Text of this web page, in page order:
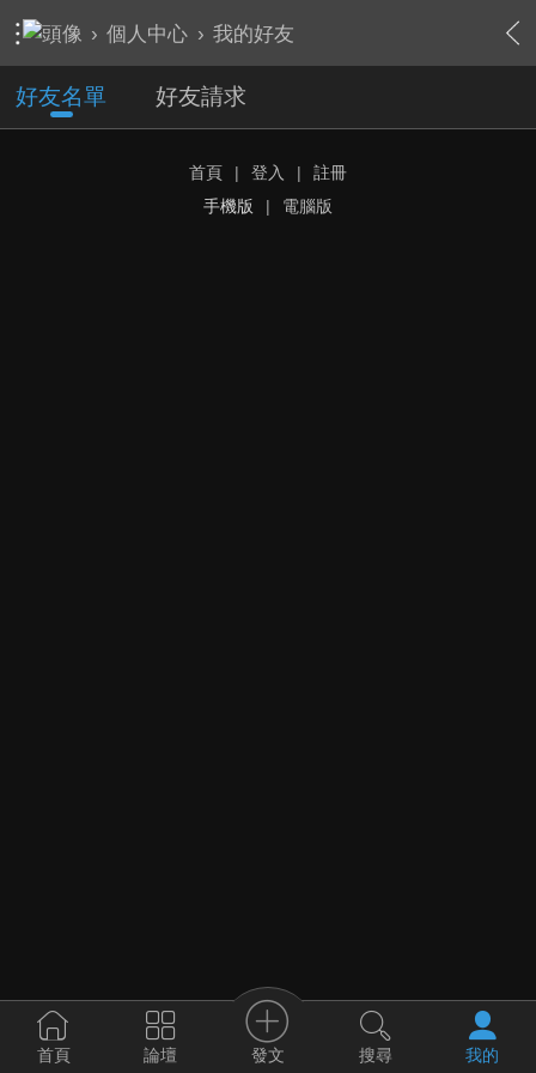
› 個人中心 › 我的好友
好友名單 好友請求
首頁 | 登入 |
註冊
手機版
| 電腦版
首頁 論壇 發文 搜尋 我的